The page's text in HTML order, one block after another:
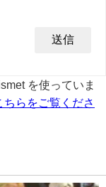
を使っていま
らをご覧くださ